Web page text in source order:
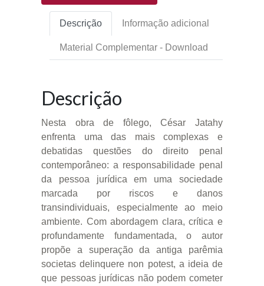
Descrição Informação adicional
Material Complementar - Download
Descrição
Nesta obra de fôlego, César Jatahy
enfrenta uma das mais complexas e
debatidas questões do direito penal
contemporâneo: a responsabilidade penal
da pessoa jurídica em uma sociedade
marcada por riscos e danos
transindividuais, especialmente ao meio
ambiente. Com abordagem clara, crítica e
profundamente fundamentada, o autor
propõe a superação da antiga parêmia
societas delinquere non potest, a ideia de
que pessoas jurídicas não podem cometer